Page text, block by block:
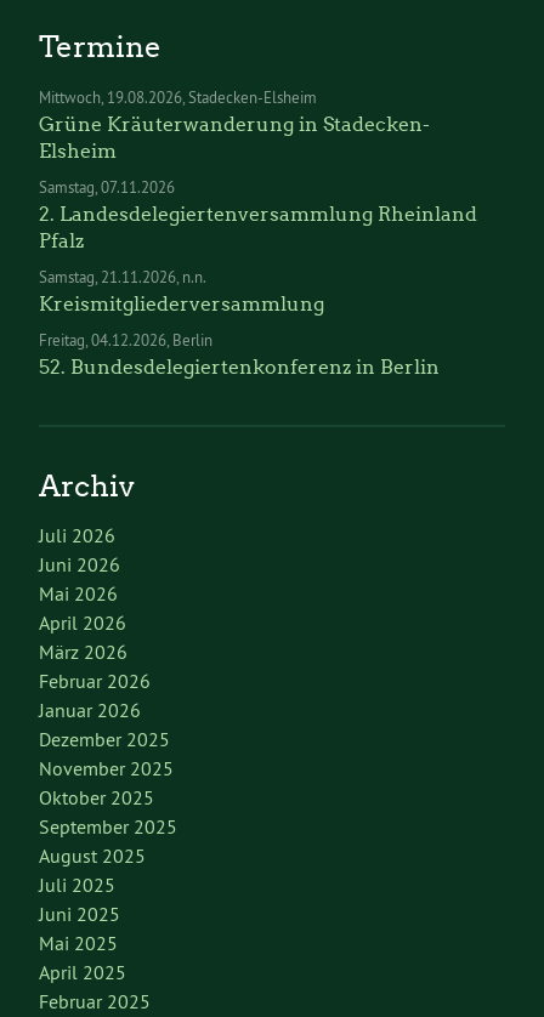
Termine
Mittwoch 19.08.2026 Stadecken-Elsheim
Grüne Kräuterwanderung in Stadecken-
Elsheim
Samstag 07.11.2026
2. Landesdelegiertenversammlung Rheinland
Pfalz
Samstag 21.11.2026 n.n.
Kreismitgliederversammlung
Freitag 04.12.2026 Berlin
52. Bundesdelegiertenkonferenz in Berlin
Archiv
Juli 2026
Juni 2026
Mai 2026
April 2026
März 2026
Februar 2026
Januar 2026
Dezember 2025
November 2025
Oktober 2025
September 2025
August 2025
Juli 2025
Juni 2025
Mai 2025
April 2025
Februar 2025